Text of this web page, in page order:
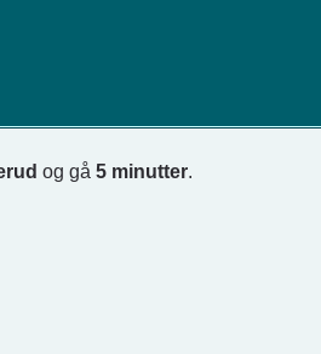
og gå 5 minutter.